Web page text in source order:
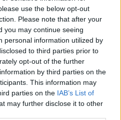
use the below opt-out
Please note that after your
you may continue seeing
personal information utilized by
to third parties prior to
opt-out of the further
by third parties on the
This information may
parties on the IAB’s List of
may further disclose it to other
ΠΕΝΥ ΡΟΝΤΟΓΙΑΝΝΗ
11/03/2026
Από την Περούτζια του 2000
στο σήμερα: Tο τρίτο